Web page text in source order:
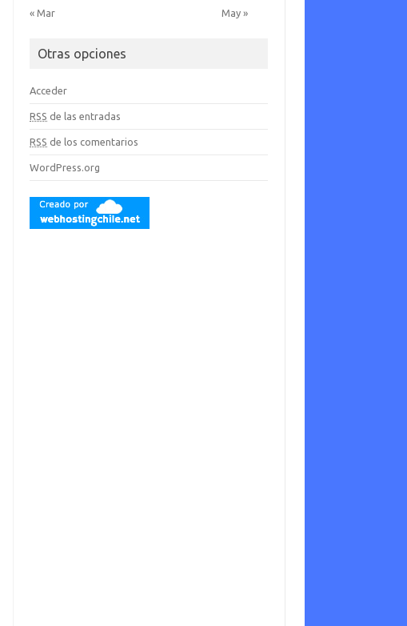
« Mar May »
Otras opciones
Acceder
RSS de las entradas
RSS de los comentarios
WordPress.org